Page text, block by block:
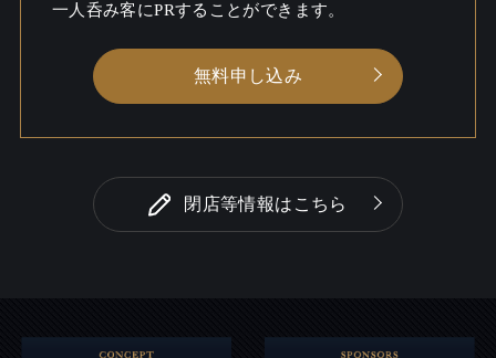
一人呑み客にPRすることができます。
無料申し込み
閉店等情報はこちら